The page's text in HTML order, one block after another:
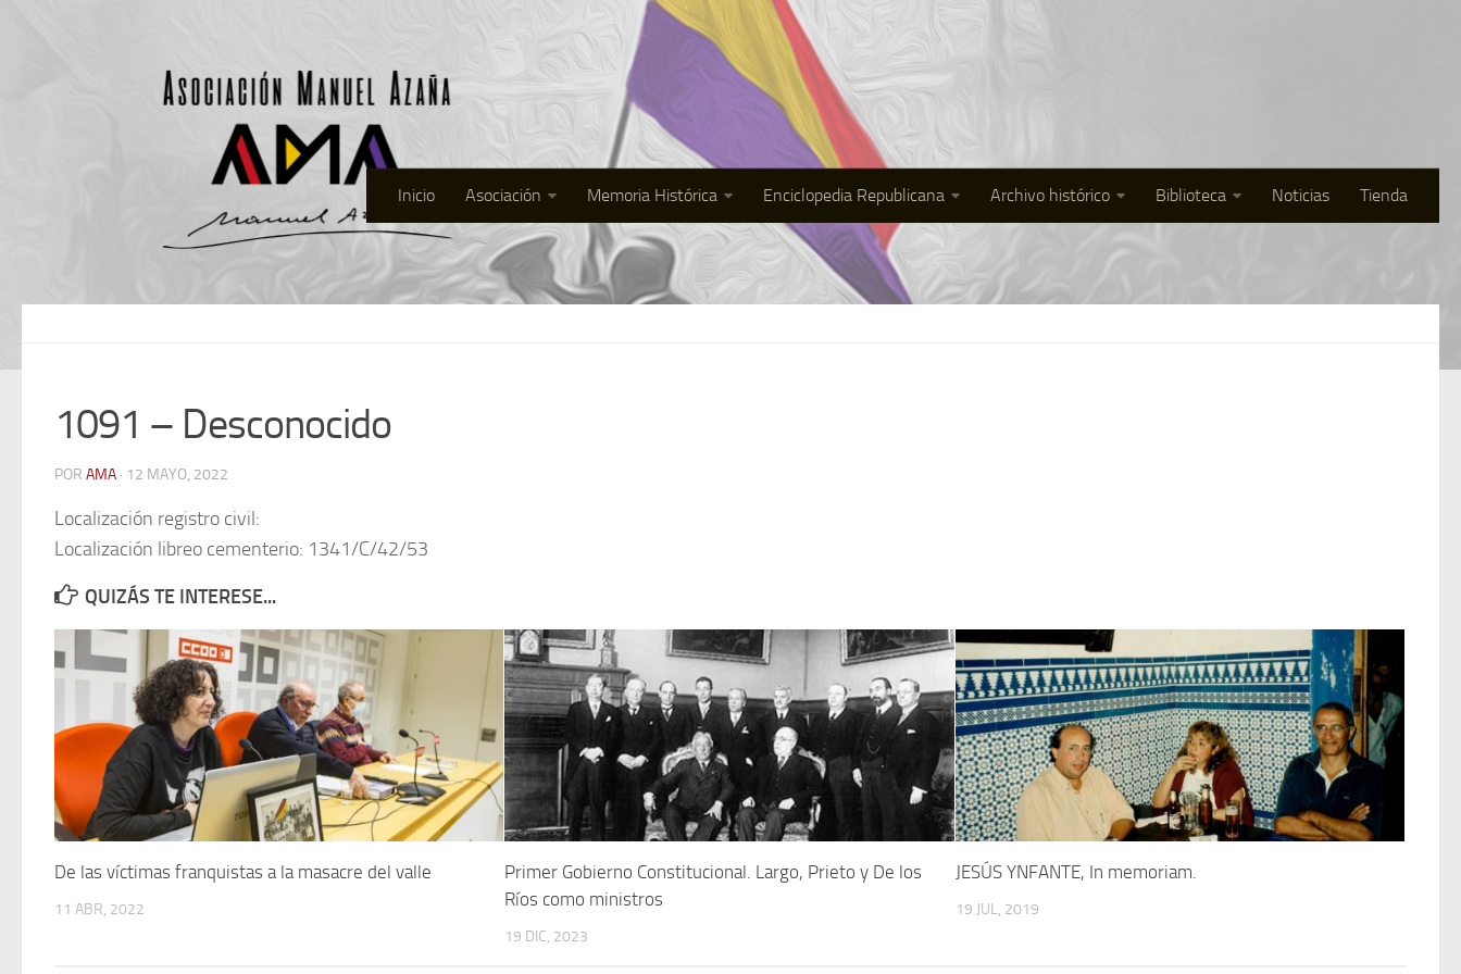
Inicio Asociación Memoria Histórica Enciclopedia Republicana Archivo histórico Biblioteca Noticias Tienda
1091 – Desconocido
POR AMA · 12 MAYO, 2022
Localización registro civil:
Localización libreo cementerio: 1341/C/42/53
QUIZÁS TE INTERESE...
De las víctimas franquistas a la masacre del valle
11 ABR, 2022
Primer Gobierno Constitucional. Largo, Prieto y De los
Ríos como ministros
19 DIC, 2023
JESÚS YNFANTE, In memoriam.
19 JUL, 2019